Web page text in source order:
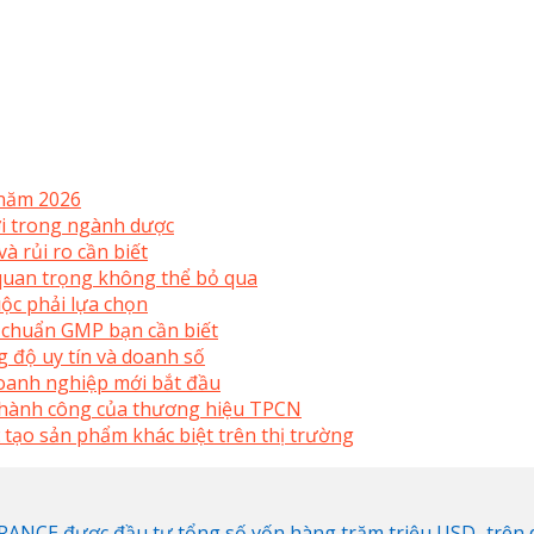
2026
trong ngành dược
rủi ro cần biết
trọng không thể bỏ qua
phải lựa chọn
GMP bạn cần biết
độ uy tín và doanh số
nghiệp mới bắt đầu
công của thương hiệu TPCN
tạo sản phẩm khác biệt trên thị trường